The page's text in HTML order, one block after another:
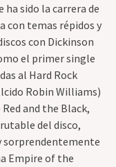
ha sido la carrera de
con temas répidos y
con Dickinson
el primer single
al Hard Rock
Robin Williams)
and the Black,
del disco,
sorprendentemente
Empire of the